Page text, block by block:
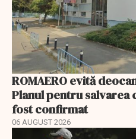
ROMAERO evită
Planul pentru
fost confirmat
06 AUGUST 2026